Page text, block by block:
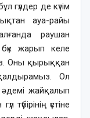
гүлдер де күтім
ауа-райы
раушан
бүк жарып келе
Оны қырыққан
Ол
әдемі жайқалып
түбірінің үстіне